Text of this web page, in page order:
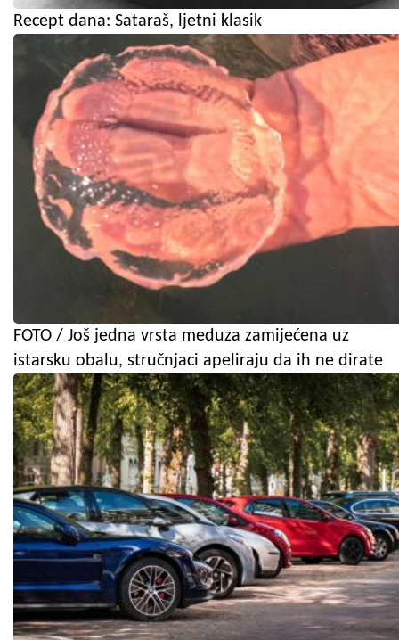
Recept dana: Sataraš, ljetni klasik
FOTO / Još jedna vrsta meduza zamijećena uz
istarsku obalu, stručnjaci apeliraju da ih ne dirate